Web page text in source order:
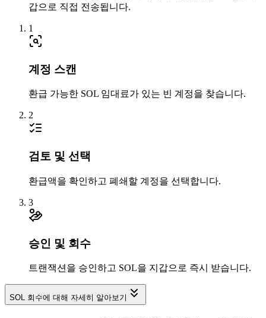
갑으로 직접 전송됩니다.
1
계정 스캔
환급 가능한 SOL 임대료가 있는 빈 계정을 찾습니다.
2
검토 및 선택
환급액을 확인하고 폐쇄할 계정을 선택합니다.
3
승인 및 회수
트랜잭션을 승인하고 SOL을 지갑으로 즉시 받습니다.
SOL 회수에 대해 자세히 알아보기